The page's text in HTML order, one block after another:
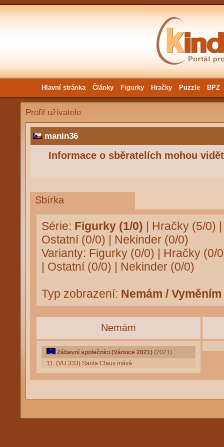
Hlavní stránka Články Figurky Hračky Puzzle BPZ
Profil uživatele
manin36
Informace o sběratelích mohou
Sbírka
Série: Figurky (1/0) | Hračky (5/0)
Ostatní (0/0) | Nekinder (0/0)
Varianty: Figurky (0/0) | Hračky (0/
| Ostatní (0/0) | Nekinder (0/0)
Typ zobrazení: Nemám / Vyměním
Nemám
Zábavní společníci (Vánoce 2021) (2021)
11. (VU 333) Santa Claus mává